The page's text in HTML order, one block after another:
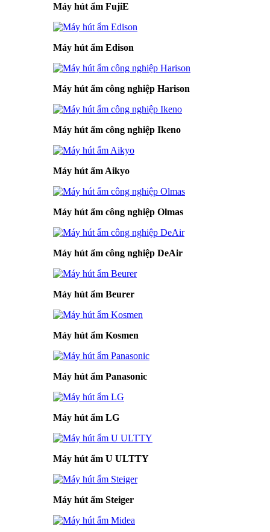
Máy hút ẩm FujiE
Máy hút ẩm Edison
Máy hút ẩm công nghiệp Harison
Máy hút ẩm công nghiệp Ikeno
Máy hút ẩm Aikyo
Máy hút ẩm công nghiệp Olmas
Máy hút ẩm công nghiệp DeAir
Máy hút ẩm Beurer
Máy hút ẩm Kosmen
Máy hút ẩm Panasonic
Máy hút ẩm LG
Máy hút ẩm U ULTTY
Máy hút ẩm Steiger